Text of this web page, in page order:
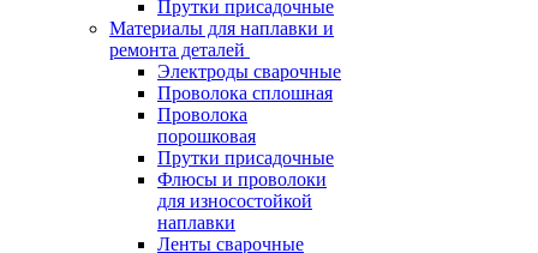
Прутки присадочные
Материалы для наплавки и
ремонта деталей
Электроды сварочные
Проволока сплошная
Проволока
порошковая
Прутки присадочные
Флюсы и проволоки
для износостойкой
наплавки
Ленты сварочные